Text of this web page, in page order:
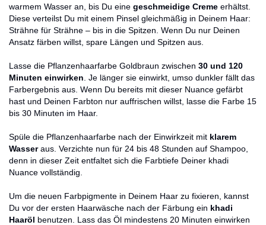
warmem Wasser an, bis Du eine geschmeidige Creme erhältst.
Diese verteilst Du mit einem Pinsel gleichmäßig in Deinem Haar:
Strähne für Strähne – bis in die Spitzen. Wenn Du nur Deinen
Ansatz färben willst, spare Längen und Spitzen aus.
Lasse die Pflanzenhaarfarbe Goldbraun zwischen 30 und 120
Minuten einwirken . Je länger sie einwirkt, umso dunkler fällt das
Farbergebnis aus. Wenn Du bereits mit dieser Nuance gefärbt
hast und Deinen Farbton nur auffrischen willst, lasse die Farbe 15
bis 30 Minuten im Haar.
Spüle die Pflanzenhaarfarbe nach der Einwirkzeit mit klarem
Wasseraus. Verzichte nun für 24 bis 48 Stunden auf Shampoo,
denn in dieser Zeit entfaltet sich die Farbtiefe Deiner khadi
Nuance vollständig.
Um die neuen Farbpigmente in Deinem Haar zu fixieren, kannst
Du vor der ersten Haarwäsche nach der Färbung ein khadi
Haaröl benutzen. Lass das Öl mindestens 20 Minuten einwirken